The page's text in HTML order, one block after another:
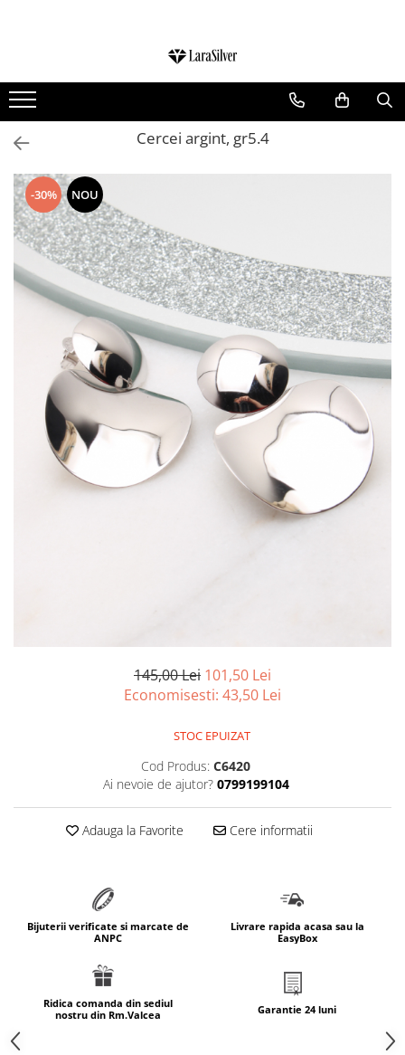
CERCEI ARGINT
BRATARI ARGINT
COLIERE ARGINT
LANTISOARE ARGINT
CRUCIULITE SI ICONITE ARGINT
PANDANTIVE ARGINT
BROSE ARGINT
VERIGHETE ARGINT
BIJUTERII ARGINT PENTRU COPII
BIJUTERII ARGINT PENTRU BARBATI
INELE ARGINT
marime reglabila
marimea 47
marimea 48
marimea 49
marimea 63
marimea 64
marimea 68
SETURI ARGINT
marime reglabila
marimea 49
marimea 50
marimea 51
Cercei argint, gr5.4
-30% NOU
145,00 Lei 101,50 Lei
Economisesti: 43,50 Lei
STOC EPUIZAT
Cod Produs: C6420
Ai nevoie de ajutor? 0799199104
Adauga la Favorite Cere informatii
Bijuterii verificate si marcate de
ANPC
Livrare rapida acasa sau la
EasyBox
Ridica comanda din sediul
nostru din Rm.Valcea
Garantie 24 luni